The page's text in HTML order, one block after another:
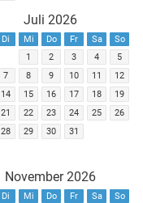
Juli 2026
Di Mi Do Fr Sa
So
1
2 3 4
5
7 8 9 10 11
12
14 15 16 17 18
19
21 22 23 24 25
26
28 29 30 31
November 2026
Di Mi Do Fr Sa
So